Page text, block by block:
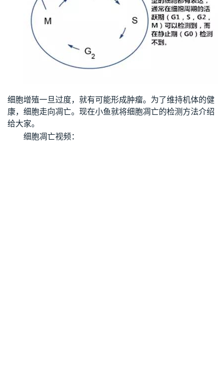
细胞增殖一旦过度，就有可能形成肿瘤。为了维持机体的健
康，细胞走向凋亡。现在小鱼就将细胞凋亡的检测方法介绍
给大家。
细胞凋亡视频：